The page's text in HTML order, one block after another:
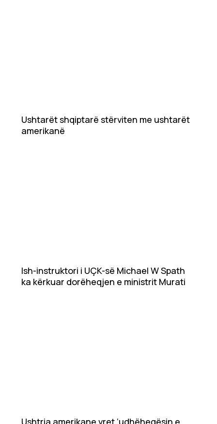
Ushtarët shqiptarë stërviten me ushtarët
amerikanë
Ish-instruktori i UÇK-së Michael W Spath
ka kërkuar dorëheqjen e ministrit Murati